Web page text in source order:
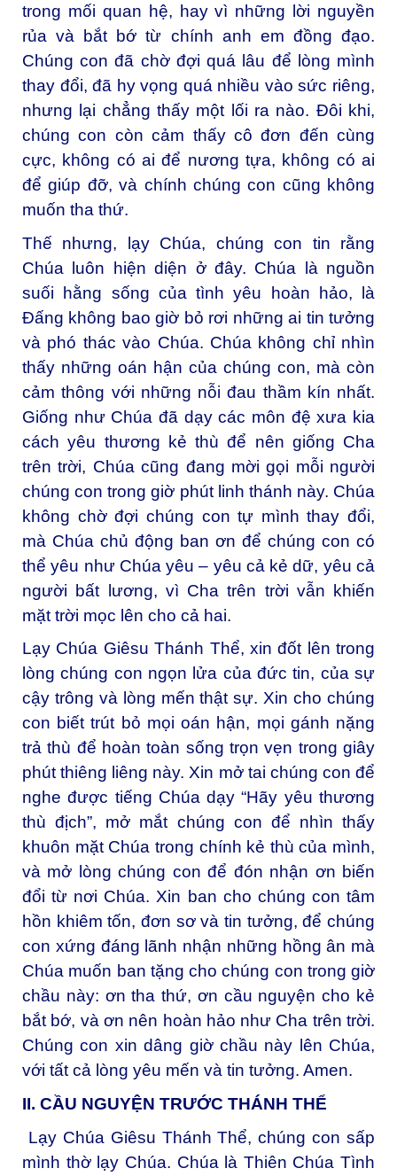
trong mối quan hệ, hay vì những lời nguyền
rủa và bắt bớ từ chính anh em đồng đạo.
Chúng con đã chờ đợi quá lâu để lòng mình
thay đổi, đã hy vọng quá nhiều vào sức riêng,
nhưng lại chẳng thấy một lối ra nào. Đôi khi,
chúng con còn cảm thấy cô đơn đến cùng
cực, không có ai để nương tựa, không có ai
để giúp đỡ, và chính chúng con cũng không
muốn tha thứ.
Thế nhưng, lạy Chúa, chúng con tin rằng
Chúa luôn hiện diện ở đây. Chúa là nguồn
suối hằng sống của tình yêu hoàn hảo, là
Đấng không bao giờ bỏ rơi những ai tin tưởng
và phó thác vào Chúa. Chúa không chỉ nhìn
thấy những oán hận của chúng con, mà còn
cảm thông với những nỗi đau thầm kín nhất.
Giống như Chúa đã dạy các môn đệ xưa kia
cách yêu thương kẻ thù để nên giống Cha
trên trời, Chúa cũng đang mời gọi mỗi người
chúng con trong giờ phút linh thánh này. Chúa
không chờ đợi chúng con tự mình thay đổi,
mà Chúa chủ động ban ơn để chúng con có
thể yêu như Chúa yêu – yêu cả kẻ dữ, yêu cả
người bất lương, vì Cha trên trời vẫn khiến
mặt trời mọc lên cho cả hai.
Lạy Chúa Giêsu Thánh Thể, xin đốt lên trong
lòng chúng con ngọn lửa của đức tin, của sự
cậy trông và lòng mến thật sự. Xin cho chúng
con biết trút bỏ mọi oán hận, mọi gánh nặng
trả thù để hoàn toàn sống trọn vẹn trong giây
phút thiêng liêng này. Xin mở tai chúng con để
nghe được tiếng Chúa dạy “Hãy yêu thương
thù địch”, mở mắt chúng con để nhìn thấy
khuôn mặt Chúa trong chính kẻ thù của mình,
và mở lòng chúng con để đón nhận ơn biến
đổi từ nơi Chúa. Xin ban cho chúng con tâm
hồn khiêm tốn, đơn sơ và tin tưởng, để chúng
con xứng đáng lãnh nhận những hồng ân mà
Chúa muốn ban tặng cho chúng con trong giờ
chầu này: ơn tha thứ, ơn cầu nguyện cho kẻ
bắt bớ, và ơn nên hoàn hảo như Cha trên trời.
Chúng con xin dâng giờ chầu này lên Chúa,
với tất cả lòng yêu mến và tin tưởng. Amen.
II. CẦU NGUYỆN TRƯỚC THÁNH THỂ
Lạy Chúa Giêsu Thánh Thể, chúng con sấp
mình thờ lạy Chúa. Chúa là Thiên Chúa Tình